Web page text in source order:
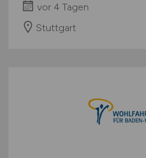
vor 4 Tagen
Stuttgart